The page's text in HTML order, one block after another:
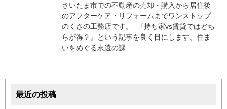
さいたま市での不動産の売却・購入から居住後
のアフターケア・リフォームまでワンストップ
のくさの工務店です。 『持ち家vs賃貸ではどち
らが得？』という記事を良く目にします。住ま
いをめぐる永遠の課…...
最近の投稿